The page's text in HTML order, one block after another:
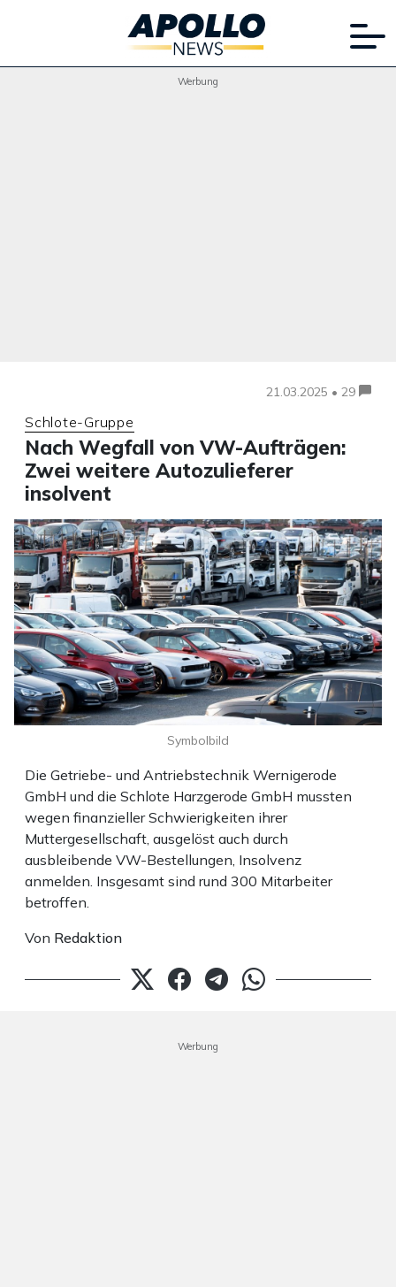
Werbung
21.03.2025 • 29
Schlote-Gruppe
Nach Wegfall von VW-Aufträgen:
Zwei weitere Autozulieferer
insolvent
Die Getriebe- und Antriebstechnik Wernigerode
GmbH und die Schlote Harzgerode GmbH mussten
wegen finanzieller Schwierigkeiten ihrer
Muttergesellschaft, ausgelöst auch durch
ausbleibende VW-Bestellungen, Insolvenz
anmelden. Insgesamt sind rund 300 Mitarbeiter
betroffen.
Von Redaktion
Symbolbild
Werbung